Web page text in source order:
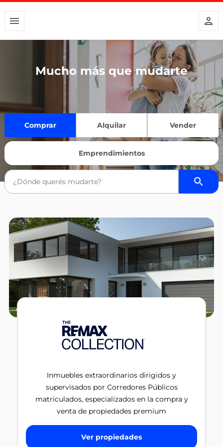
Mucho más que mudarte
Comprar Alquilar Vender
Emprendimientos
Inmuebles extraordinarios dirigidos y
supervisados por Corredores Públicos
matriculados, especializados en la compra y
venta de propiedades premium
Ver propiedades